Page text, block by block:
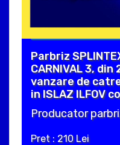
Parbriz
CARNIVAL 3,
vanzare de
in ISLAZ ILFOV
Producator
Pret : 210 Lei